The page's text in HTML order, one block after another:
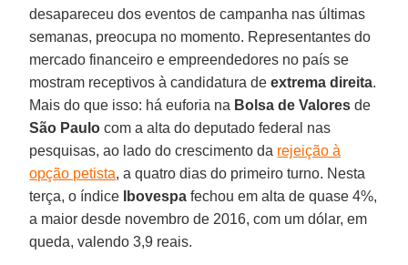
desapareceu dos eventos de campanha nas últimas
semanas, preocupa no momento. Representantes do
mercado financeiro e empreendedores no país se
mostram receptivos à candidatura deextrema direita.
Mais do que isso: há euforia na Bolsa de Valoresde
São Paulo com a alta do deputado federal nas
pesquisas, ao lado do crescimento da rejeição à
opção petista, a quatro dias do primeiro turno. Nesta
terça, o índice
Ibovespa fechou em alta de quase 4%,
a maior desde novembro de 2016, com um dólar, em
queda, valendo 3,9 reais.